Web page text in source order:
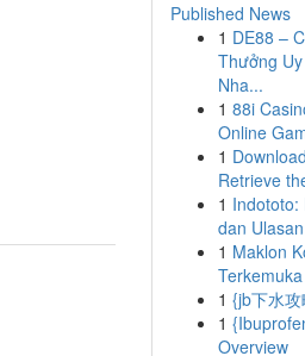
Published News
1 DE88 –
Thưởng
Nha...
1 88i
Online
1
Retrieve
1 Indototo:
dan
1 Maklon
1 {jb下水
1
Overview